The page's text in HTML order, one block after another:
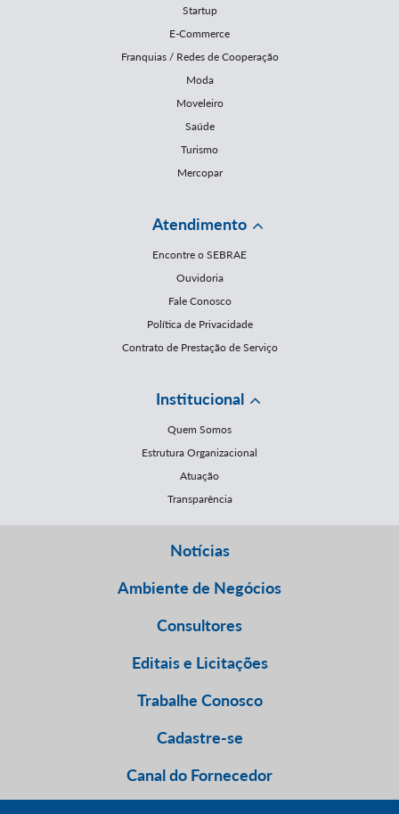
Startup
E-Commerce
Franquias / Redes de Cooperação
Moda
Moveleiro
Saúde
Turismo
Mercopar
Atendimento
Encontre o SEBRAE
Ouvidoria
Fale Conosco
Política de Privacidade
Contrato de Prestação de Serviço
Institucional
Quem Somos
Estrutura Organizacional
Atuação
Transparência
Notícias
Ambiente de Negócios
Consultores
Editais e Licitações
Trabalhe Conosco
Cadastre-se
Canal do Fornecedor